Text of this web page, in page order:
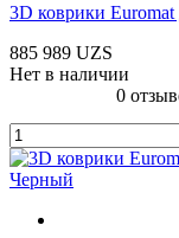
3D коврики
885 989 UZS
Нет в наличии
0